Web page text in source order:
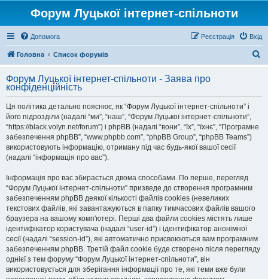
Форум Луцької інтернет-спільноти
Допомога Вхід
Реєстрація
Головна Список форумів
у
Форум Луцької інтернет-спільноти - Заява про
конфіденційність
Ця політика детально пояснює, як “Форум Луцької інтернет-спільноти” і
його підрозділи (надалі “ми”, “наш”, “Форум Луцької інтернет-спільноти”,
“https://black.volyn.net/forum”) і phpBB (надалі “вони”, “їх”, “їхнє”, “Програмне
забезпечення phpBB”, “www.phpbb.com”, “phpBB Group”, “phpBB Teams”)
використовують інформацію, отриману під час будь-якої вашої сесії
(надалі “інформація про вас”).
Інформація про вас збирається двома способами. По перше, перегляд
“Форум Луцької інтернет-спільноти” призведе до створення програмним
забезпеченням phpBB деякої кількості файлів cookies (невеликих
текстових файлів, які завантажуються в папку тимчасових файлів вашого
браузера на вашому комп'ютері. Перші два файли cookies містять лише
ідентифікатор користувача (надалі “user-id”) і ідентифікатор анонімної
сесії (надалі “session-id”), які автоматично присвоюються вам програмним
забезпеченням phpBB. Третій файл cookie буде створено після перегляду
однієї з тем форуму “Форум Луцької інтернет-спільноти”, він
використовується для зберігання інформації про те, які теми вже були